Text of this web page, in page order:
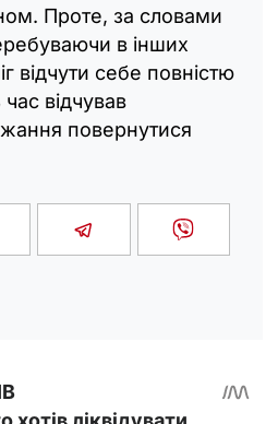
Проте, за словами
в інших
відчути себе повністю
відчував
повернутися